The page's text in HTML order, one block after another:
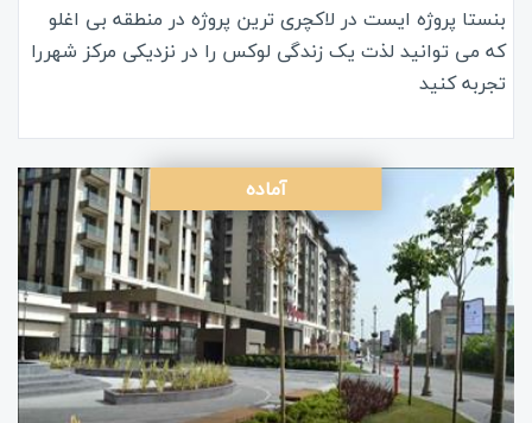
بنستا پروژه ایست در لاکچری ترین پروژه در منطقه بی اغلو
که می توانید لذت یک زندگی لوکس را در نزدیکی مرکز شهررا
تجربه کنید
آماده